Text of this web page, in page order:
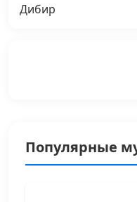
Дибир
Популярные